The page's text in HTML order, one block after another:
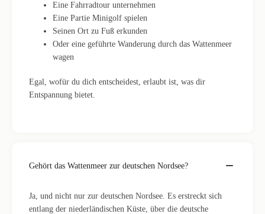
Eine Fahrradtour unternehmen
Eine Partie Minigolf spielen
Seinen Ort zu Fuß erkunden
Oder eine geführte Wanderung durch das Wattenmeer
wagen
Egal, wofür du dich entscheidest, erlaubt ist, was dir
Entspannung bietet.
Gehört das Wattenmeer zur deutschen Nordsee?
Ja, und nicht nur zur deutschen Nordsee. Es erstreckt sich
entlang der niederländischen Küste, über die deutsche